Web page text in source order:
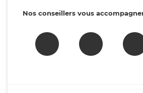
Nos conseillers vous